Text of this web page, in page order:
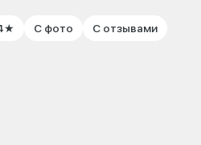
С фото С отзывами